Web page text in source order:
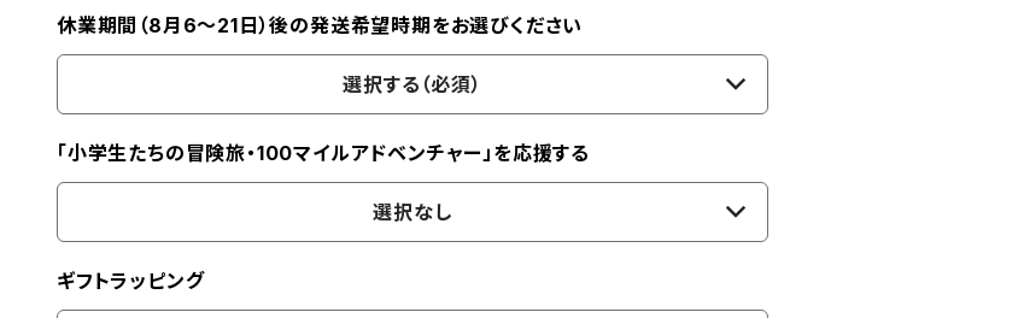
休業期間（8月6〜21日）後の発送希望時期をお選びください
選択する（必須）
「小学生たちの冒険旅・100マイルアドベンチャー」を応援する
選択なし
ギフトラッピング